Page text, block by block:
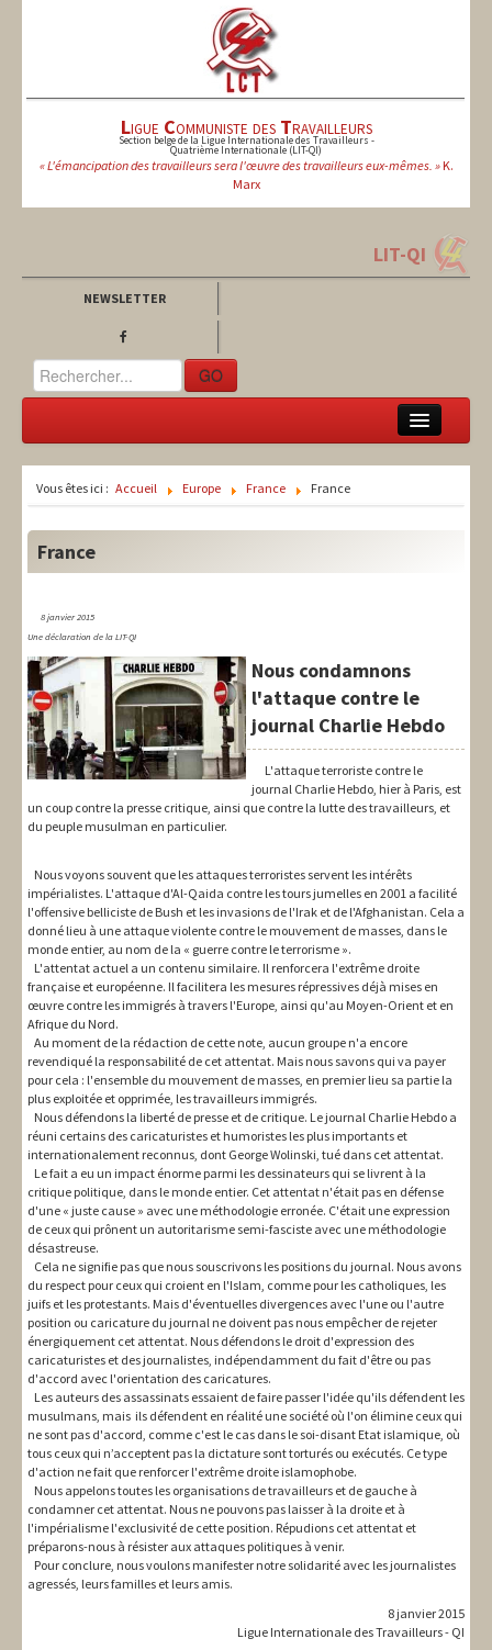
Ligue Communiste des Travailleurs
Section belge de la Ligue Internationale des Travailleurs -
Quatrième Internationale (LIT-QI)
« L'émancipation des travailleurs sera l'œuvre des travailleurs eux-mêmes. »K.
Marx
LIT-QI
NEWSLETTER
GO
Europe
International
Syndical
Social
Thèmes
Vous êtes ici : Accueil Europe France France
France
8 janvier 2015
Une déclaration de la LIT-QI
Nous condamnons
l'attaque contre le
journal Charlie Hebdo
L'attaque terroriste contre le
journal Charlie Hebdo, hier à Paris, est
un coup contre la presse critique, ainsi que contre la lutte des travailleurs, et
du peuple musulman en particulier.
Nous voyons souvent que les attaques terroristes servent les intérêts
impérialistes. L'attaque d'Al-Qaida contre les tours jumelles en 2001 a facilité
l'offensive belliciste de Bush et les invasions de l'Irak et de l'Afghanistan. Cela a
donné lieu à une attaque violente contre le mouvement de masses, dans le
monde entier, au nom de la « guerre contre le terrorisme ».
L'attentat actuel a un contenu similaire. Il renforcera l'extrême droite
française et européenne. Il facilitera les mesures répressives déjà mises en
œuvre contre les immigrés à travers l'Europe, ainsi qu'au Moyen-Orient et en
Afrique du Nord.
Au moment de la rédaction de cette note, aucun groupe n'a encore
revendiqué la responsabilité de cet attentat. Mais nous savons qui va payer
pour cela : l'ensemble du mouvement de masses, en premier lieu sa partie la
plus exploitée et opprimée, les travailleurs immigrés.
Nous défendons la liberté de presse et de critique. Le journal Charlie Hebdo a
réuni certains des caricaturistes et humoristes les plus importants et
internationalement reconnus, dont George Wolinski, tué dans cet attentat.
Le fait a eu un impact énorme parmi les dessinateurs qui se livrent à la
critique politique, dans le monde entier. Cet attentat n'était pas en défense
d'une « juste cause » avec une méthodologie erronée. C'était une expression
de ceux qui prônent un autoritarisme semi-fasciste avec une méthodologie
désastreuse.
Cela ne signifie pas que nous souscrivons les positions du journal. Nous avons
du respect pour ceux qui croient en l'Islam, comme pour les catholiques, les
juifs et les protestants. Mais d'éventuelles divergences avec l'une ou l'autre
position ou caricature du journal ne doivent pas nous empêcher de rejeter
énergiquement cet attentat. Nous défendons le droit d'expression des
caricaturistes et des journalistes, indépendamment du fait d'être ou pas
d'accord avec l'orientation des caricatures.
Les auteurs des assassinats essaient de faire passer l'idée qu'ils défendent les
musulmans, mais ils défendent en réalité une société où l'on élimine ceux qui
ne sont pas d'accord, comme c'est le cas dans le soi-disant Etat islamique, où
tous ceux qui n’acceptent pas la dictature sont torturés ou exécutés. Ce type
d'action ne fait que renforcer l'extrême droite islamophobe.
Nous appelons toutes les organisations de travailleurs et de gauche à
condamner cet attentat. Nous ne pouvons pas laisser à la droite et à
l'impérialisme l'exclusivité de cette position. Répudions cet attentat et
préparons-nous à résister aux attaques politiques à venir.
Pour conclure, nous voulons manifester notre solidarité avec les journalistes
agressés, leurs familles et leurs amis.
8 janvier 2015
Ligue Internationale des Travailleurs - QI